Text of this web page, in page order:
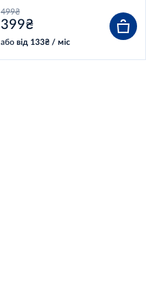
499₴
399₴
або від 133₴ / міс